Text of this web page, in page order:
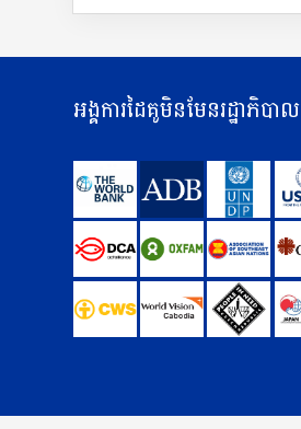
អង្គការដៃគូមិនមែនរដ្ឋាភិបាល